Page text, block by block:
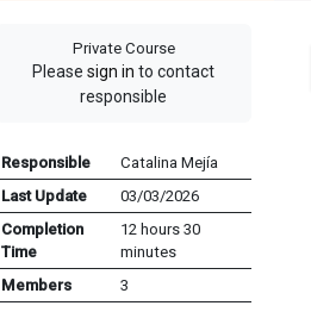
Private Course
Please sign in to contact
responsible
Responsible
Catalina Mejía
Last Update
03/03/2026
Completion
Time
12 hours 30
minutes
Members
3